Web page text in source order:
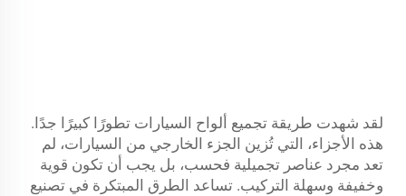
لقد شهدت طريقة تجميع ألواح السيارات تطورًا كبيرًا جدًا.
هذه الأجزاء، التي تُزين الجزء الخارجي من السيارات، لم
تعد مجرد عناصر تجميلية فحسب، بل يجب أن تكون قوية
وخفيفة وسهلة التركيب. تساعد الطرق المبتكرة في تصنيع